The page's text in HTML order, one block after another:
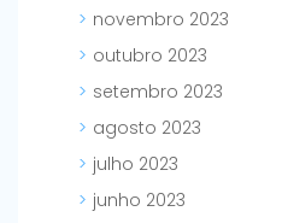
novembro 2023
outubro 2023
setembro 2023
agosto 2023
julho 2023
junho 2023